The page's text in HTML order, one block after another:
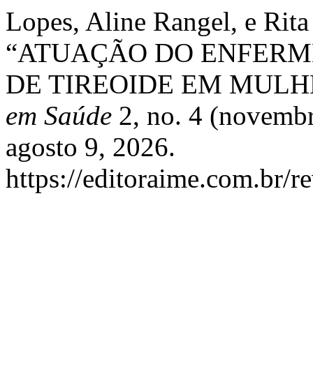
Lopes, Aline Rangel, e
“ATUAÇÃO DO
DE TIREOIDE EM
em Saúde 2, no. 4
agosto 9, 2026.
https://editoraime.com.br/